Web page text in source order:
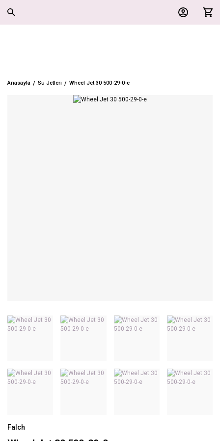
Anasayfa Su Jetleri Wheel Jet 30 500-29-0-e
Falch